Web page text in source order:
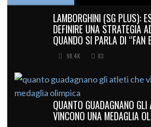
LAMBORGHINI (SG PLUS):
DEFINIRE UNA STRATEGIA
QUANDO SI PARLA DI “FAN
98.4K 83
QUANTO GUADAGNANO GLI
VINCONO UNA MEDAGLIA